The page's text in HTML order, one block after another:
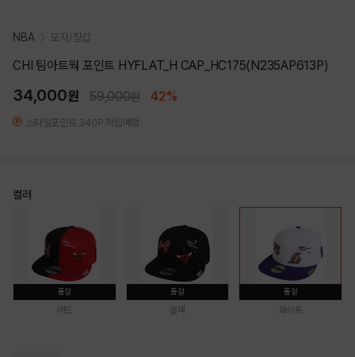
NBA 모자/장갑
CHI 팀아트웍 포인트 HYFLAT_H CAP_HC175(N235AP613P)
34,000원 59,000원 42%
스타일포인트 340P 적립예정
컬러
품절
레드
품절
블랙
품절
화이트